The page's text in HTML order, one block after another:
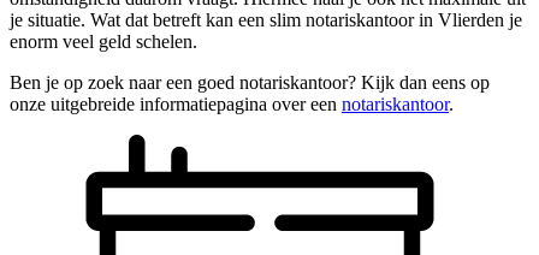
je situatie. Wat dat betreft kan een slim notariskantoor in Vlierden je
enorm veel geld schelen.
Ben je op zoek naar een goed notariskantoor? Kijk dan eens op
onze uitgebreide informatiepagina over een notariskantoor.